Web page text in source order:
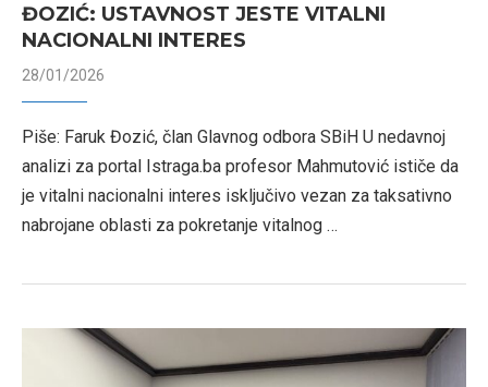
ĐOZIĆ: USTAVNOST JESTE VITALNI
NACIONALNI INTERES
28/01/2026
Piše: Faruk Đozić, član Glavnog odbora SBiH U nedavnoj
analizi za portal Istraga.ba profesor Mahmutović ističe da
je vitalni nacionalni interes isključivo vezan za taksativno
nabrojane oblasti za pokretanje vitalnog …